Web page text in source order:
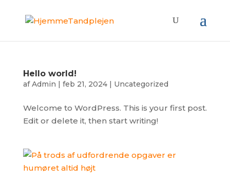
Hello world!
afAdmin | feb 21, 2024| Uncategorized
Welcome to WordPress. This is your first post.
Edit or delete it, then start writing!